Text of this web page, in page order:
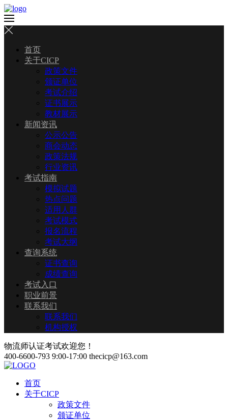
首页
关于CICP
政策文件
颁证单位
考试介绍
证书展示
教材展示
新闻资讯
公示公告
商会动态
政策法规
行业资讯
考试指南
模拟试题
热点问题
适用人群
考试模式
报名流程
考试大纲
查询系统
证书查询
成绩查询
考试入口
职业前景
联系我们
联系我们
机构授权
物流师认证考试欢迎您！
400-6600-793 9:00-17:00 thecicp@163.com
首页
关于CICP
政策文件
颁证单位